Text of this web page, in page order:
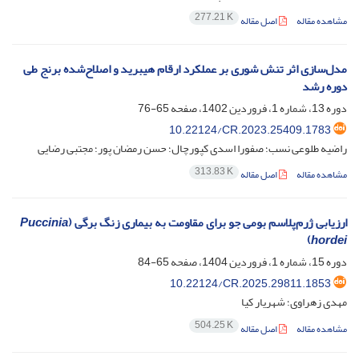
مشاهده مقاله اصل مقاله 277.21 K
مدل‌سازی اثر تنش شوری بر عملکرد ارقام هیبرید و اصلاح‌شده برنج طی
دوره رشد
دوره 13، شماره 1، فروردین 1402، صفحه
65-76
10.22124/CR.2023.25409.1783
راضیه طلوعی نسب؛ صفورا اسدی کپورچال؛ حسن رمضان پور؛ مجتبی رضایی
مشاهده مقاله اصل مقاله 313.83 K
ارزیابی ژرم‌پلاسم بومی جو برای مقاومت به بیماری زنگ برگی (Puccinia
hordei
)
دوره 15، شماره 1، فروردین 1404، صفحه
65-84
10.22124/CR.2025.29811.1853
مهدی زهراوی؛ شهریار کیا
مشاهده مقاله اصل مقاله 504.25 K